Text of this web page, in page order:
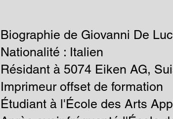
Biographie de Giovanni De
Nationalité : Italien
Résidant à 5074 Eiken AG,
Imprimeur offset de formation
Étudiant à l'École des Arts